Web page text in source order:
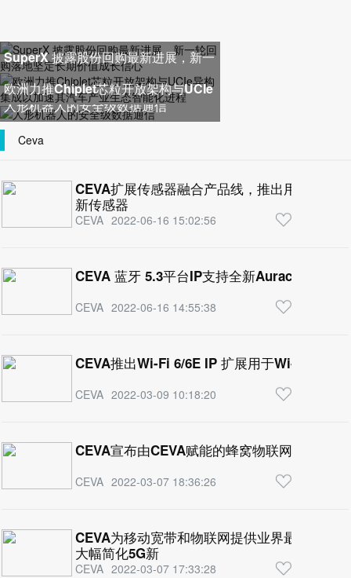
SuperX 披露股份回购最新进展，新一
轮回购落地坚定长期价值成长
欧洲力推Chiplet芯粒开放架构与UCIe
异构集成以加速其汽车产业生
人形机器人的安全级数据通信
Ceva
CEVA扩展传感器融合产品线，推出用于高精
新传感器
CEVA 2022-06-16 15:02:56
CEVA 蓝牙 5.3平台IP支持全新Auracast™广
CEVA 2022-06-16 14:55:38
CEVA推出Wi-Fi 6/6E IP 扩展用于Wi-Fi AP的
CEVA 2022-03-09 10:18:20
CEVA宣布由CEVA赋能的蜂窝物联网芯片 交
CEVA 2022-03-07 18:36:26
CEVA为移动宽带和物联网提供业界最全面
大幅简化5G新
CEVA 2022-03-07 17:33:28